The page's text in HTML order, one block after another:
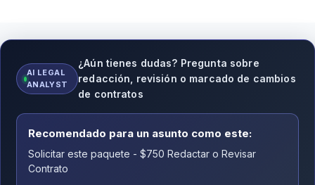
AI LEGAL
ANALYST
¿Aún tienes dudas? Pregunta sobre
redacción, revisión o marcado de cambios
de contratos
Recomendado para un asunto como este:
Solicitar este paquete - $750 Redactar o Revisar
Contrato